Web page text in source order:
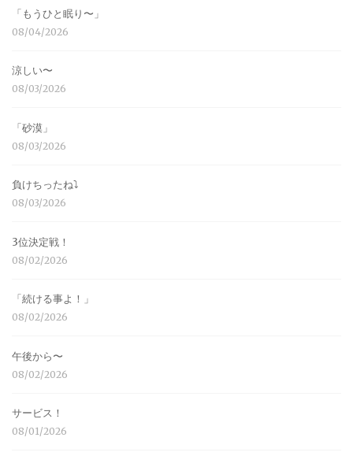
「もうひと眠り〜」
08/04/2026
涼しい〜
08/03/2026
「砂漠」
08/03/2026
負けちったね⤵︎
08/03/2026
3位決定戦！
08/02/2026
「続ける事よ！」
08/02/2026
午後から〜
08/02/2026
サービス！
08/01/2026